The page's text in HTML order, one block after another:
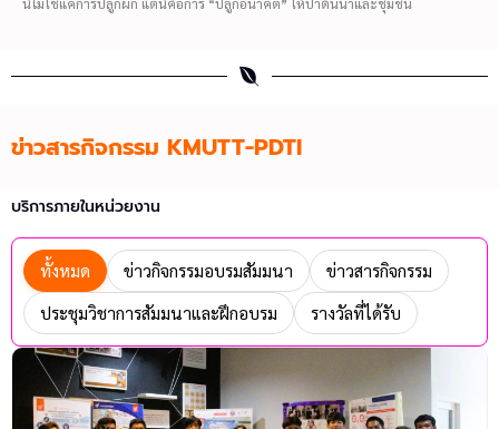
ข่าวสารกิจกรรม KMUTT-PDTI
บริการภายในหน่วยงาน
ทั้งหมด ข่าวกิจกรรมอบรมสัมมนา
ข่าวสารกิจกรรม
ประชุมวิชาการสัมมนาและฝึกอบรม
รางวัลที่ได้รับ